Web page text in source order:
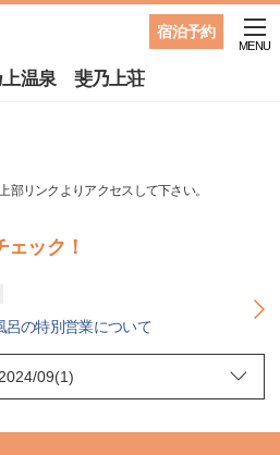
宿泊予約
上温泉 斐乃上荘
MENU
部リンクよりアクセスして下さい。
ック！
呂の特別営業について